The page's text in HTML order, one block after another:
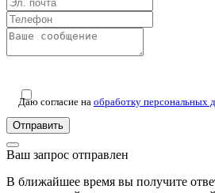
Даю согласие на обработку персональных
Отправить
Ваш запрос отправлен
В ближайшее время вы получите